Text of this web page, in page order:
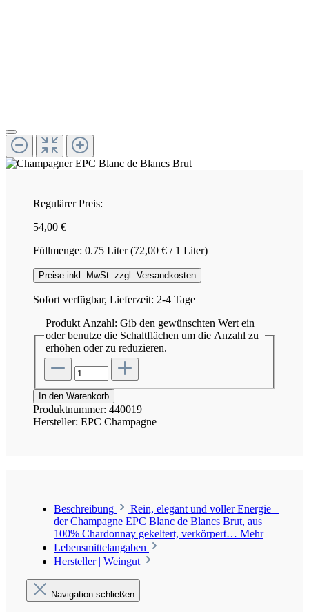
Regulärer Preis:
54,00 €
Füllmenge: 0.75 Liter(72,00 € / 1 Liter)
Preise inkl. MwSt. zzgl. Versandkosten
Sofort verfügbar, Lieferzeit: 2-4 Tage
Produkt Anzahl: Gib den gewünschten Wert ein
oder benutze die Schaltflächen um die Anzahl zu
erhöhen oder zu reduzieren.
In den Warenkorb
Produktnummer: 440019
Hersteller: EPC Champagne
Beschreibung
Rein, elegant und voller Energie –
der Champagne EPC Blanc de Blancs Brut, aus
100% Chardonnay gekeltert, verkörpert… Mehr
Lebensmittelangaben
Hersteller | Weingut
Navigation schließen